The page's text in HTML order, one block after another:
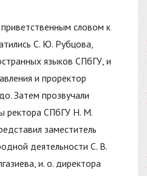
словом к
С. Ю. Рубцова,
языков СПбГУ, и
и проректор
Затем прозвучали
ректора СПбГУ Н. М.
заместитель
деятельности С. В.
и. о. директора